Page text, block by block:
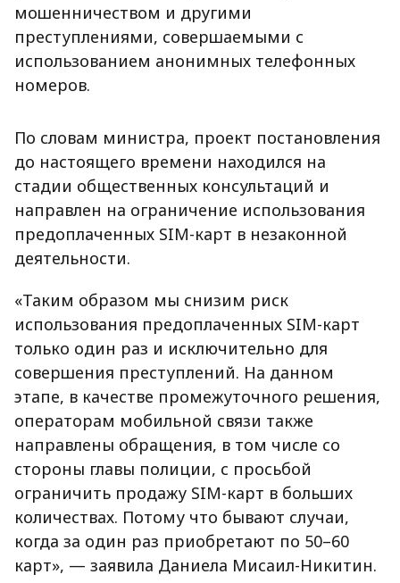
мошенничеством и другими
преступлениями, совершаемыми с
использованием анонимных телефонных
номеров.
По словам министра, проект постановления
до настоящего времени находился на
стадии общественных консультаций и
направлен на ограничение использования
предоплаченных SIM-карт в незаконной
деятельности.
«Таким образом мы снизим риск
использования предоплаченных SIM-карт
только один раз и исключительно для
совершения преступлений. На данном
этапе, в качестве промежуточного решения,
операторам мобильной связи также
направлены обращения, в том числе со
стороны главы полиции, с просьбой
ограничить продажу SIM-карт в больших
количествах. Потому что бывают случаи,
когда за один раз приобретают по 50–60
карт», — заявила Даниела Мисаил-Никитин.